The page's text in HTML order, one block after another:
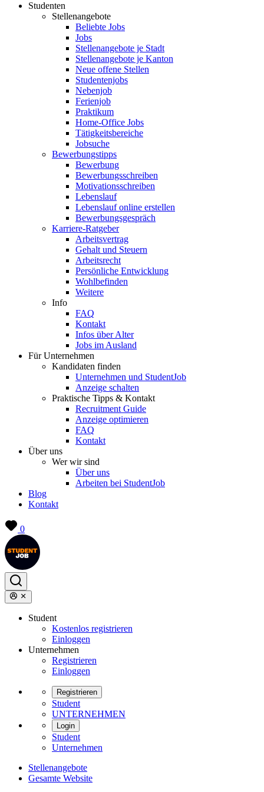
Studenten
Stellenangebote
Beliebte Jobs
Jobs
Stellenangebote je Stadt
Stellenangebote je Kanton
Neue offene Stellen
Studentenjobs
Nebenjob
Ferienjob
Praktikum
Home-Office Jobs
Tätigkeitsbereiche
Jobsuche
Bewerbungstipps
Bewerbung
Bewerbungsschreiben
Motivationsschreiben
Lebenslauf
Lebenslauf online erstellen
Bewerbungsgespräch
Karriere-Ratgeber
Arbeitsvertrag
Gehalt und Steuern
Arbeitsrecht
Persönliche Entwicklung
Wohlbefinden
Weitere
Info
FAQ
Kontakt
Infos über Alter
Jobs im Ausland
Für Unternehmen
Kandidaten finden
Unternehmen und StudentJob
Anzeige schalten
Praktische Tipps & Kontakt
Recruitment Guide
Anzeige optimieren
FAQ
Kontakt
Über uns
Wer wir sind
Über uns
Arbeiten bei StudentJob
Blog
Kontakt
0
Student
Kostenlos registrieren
Einloggen
Unternehmen
Registrieren
Einloggen
Registrieren
Student
UNTERNEHMEN
Login
Student
Unternehmen
Stellenangebote
Gesamte Website